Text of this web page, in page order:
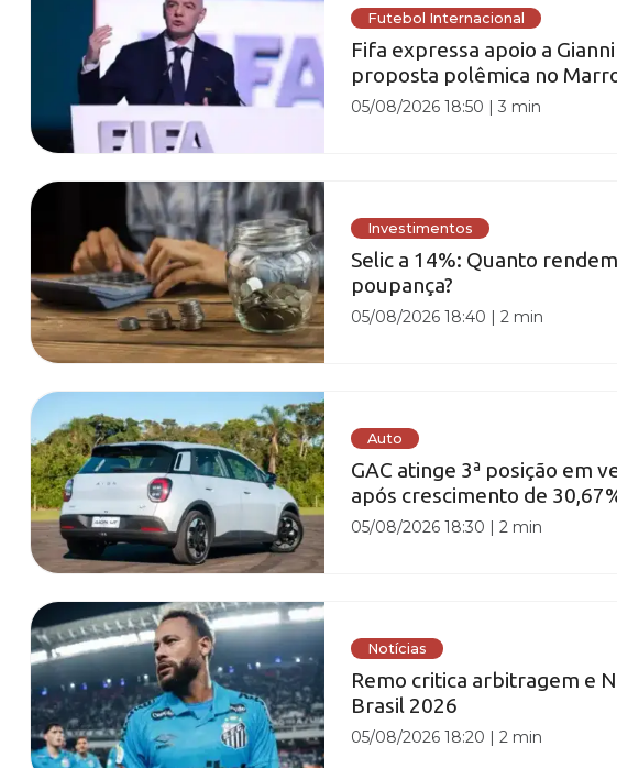
Futebol Internacional
Fifa expressa apoio a
proposta polêmica no
05/08/2026 18:50 |3 min
Investimentos
Selic a 14%: Quanto
poupança?
05/08/2026 18:40 |2 min
Auto
GAC atinge 3ª posição em
após crescimento de
05/08/2026 18:30 |2 min
Notícias
Remo critica arbitragem e
Brasil 2026
05/08/2026 18:20 |2 min